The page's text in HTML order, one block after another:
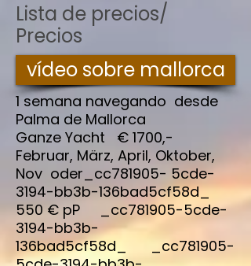
Lista de precios/
Precios
vídeo sobre mallorca
1 semana navegando desde
Palma de Mallorca
Ganze Yacht € 1700,-
Februar, März, April, Oktober,
Nov oder_cc781905- 5cde-
3194-bb3b-136bad5cf58d_
550 € pP _cc781905-5cde-
3194-bb3b-
136bad5cf58d_ _cc781905-